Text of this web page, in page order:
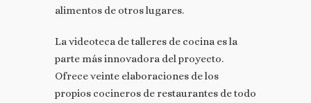
alimentos de otros lugares.
La videoteca de talleres de cocina es la
parte más innovadora del proyecto.
Ofrece veinte elaboraciones de los
propios cocineros de restaurantes de todo